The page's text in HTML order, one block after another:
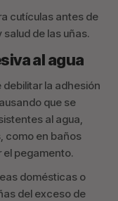
cutículas antes de
de las uñas.
al agua
la adhesión
que se
al agua,
como en baños
el pegamento.
domésticas o
del exceso de